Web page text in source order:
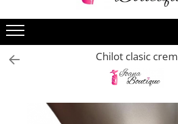
Chiloti clasici
Chiloti tanga
Compleuri & body-uri
Maiouri dama
Chilot clasic crem